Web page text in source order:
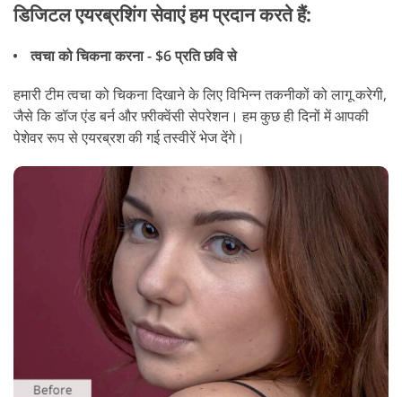
डिजिटल एयरब्रशिंग सेवाएं हम प्रदान करते हैं:
त्वचा को चिकना करना - $6 प्रति छवि से
हमारी टीम त्वचा को चिकना दिखाने के लिए विभिन्न तकनीकों को लागू करेगी,
जैसे कि डॉज एंड बर्न और फ़्रीक्वेंसी सेपरेशन। हम कुछ ही दिनों में आपकी
पेशेवर रूप से एयरब्रश की गई तस्वीरें भेज देंगे।